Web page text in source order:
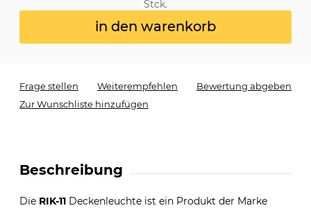
Stck.
in den warenkorb
Frage stellen Weiterempfehlen
Bewertung abgeben
Zur Wunschliste hinzufügen
Beschreibung
Die RIK-11 Deckenleuchte ist ein Produkt der Marke